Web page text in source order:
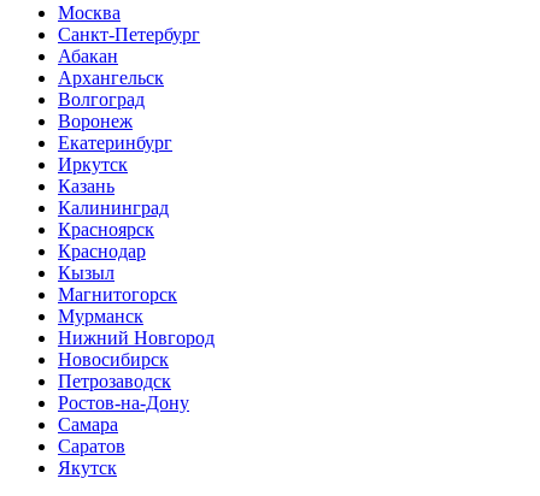
Москва
Санкт-Петербург
Абакан
Архангельск
Волгоград
Воронеж
Екатеринбург
Иркутск
Казань
Калининград
Красноярск
Краснодар
Кызыл
Магнитогорск
Мурманск
Нижний Новгород
Новосибирск
Петрозаводск
Ростов-на-Дону
Самара
Саратов
Якутск